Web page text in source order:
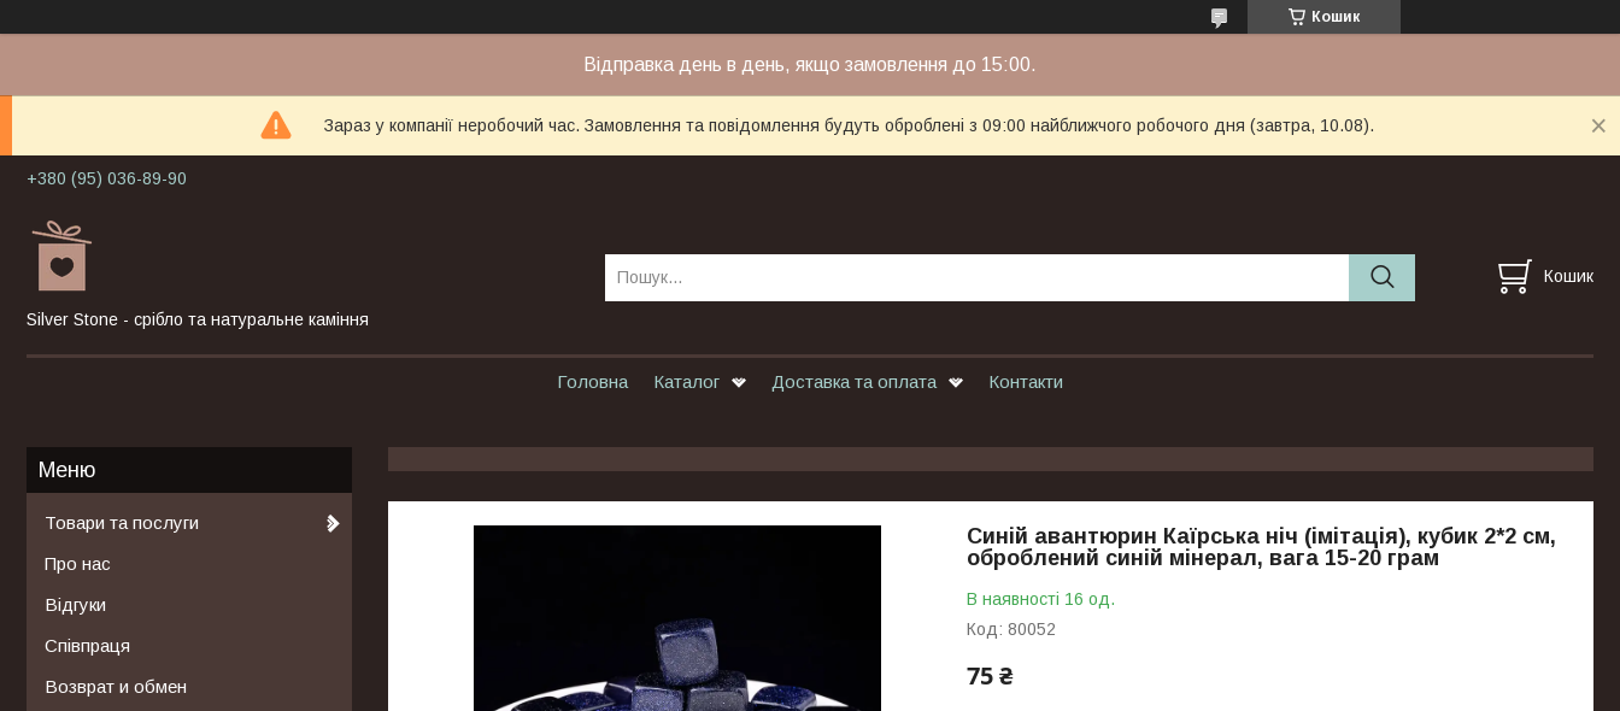
Кошик
Відправка день в день, якщо замовлення до 15:00.
Зараз у компанії неробочий час. Замовлення та повідомлення будуть оброблені з 09:00 найближчого робочого дня (завтра, 10.08).
+380 (95) 036-89-90
Silver Stone - срібло та натуральне каміння
Кошик
Головна Каталог Доставка та оплата Контакти
Синій авантюрин Каїрська ніч (імітація), кубик 2*2 см,
оброблений синій мінерал, вага 15-20 грам
В наявності 16 од.
Код: 80052
75 ₴
Товари та послуги
Про нас
Відгуки
Співпраця
Возврат и обмен